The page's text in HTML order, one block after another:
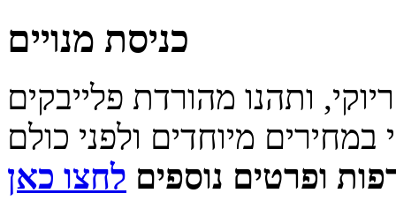
כניסת מנויים
ותהנו מהורדת פלייבקים
ופרטים נוספים